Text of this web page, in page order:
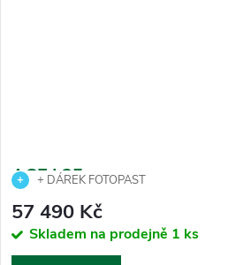
ACE L35
+ DÁREK FOTOPAST
57 490 Kč
Skladem na prodejně 1 ks